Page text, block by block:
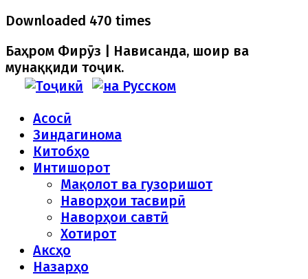
Downloaded 470 times
Баҳром Фирӯз | Нависанда, шоир ва
мунаққиди тоҷик.
Асосӣ
Зиндагинома
Китобҳо
Интишорот
Мақолот ва гузоришот
Наворҳои тасвирӣ
Наворҳои савтӣ
Хотирот
Аксҳо
Назарҳо